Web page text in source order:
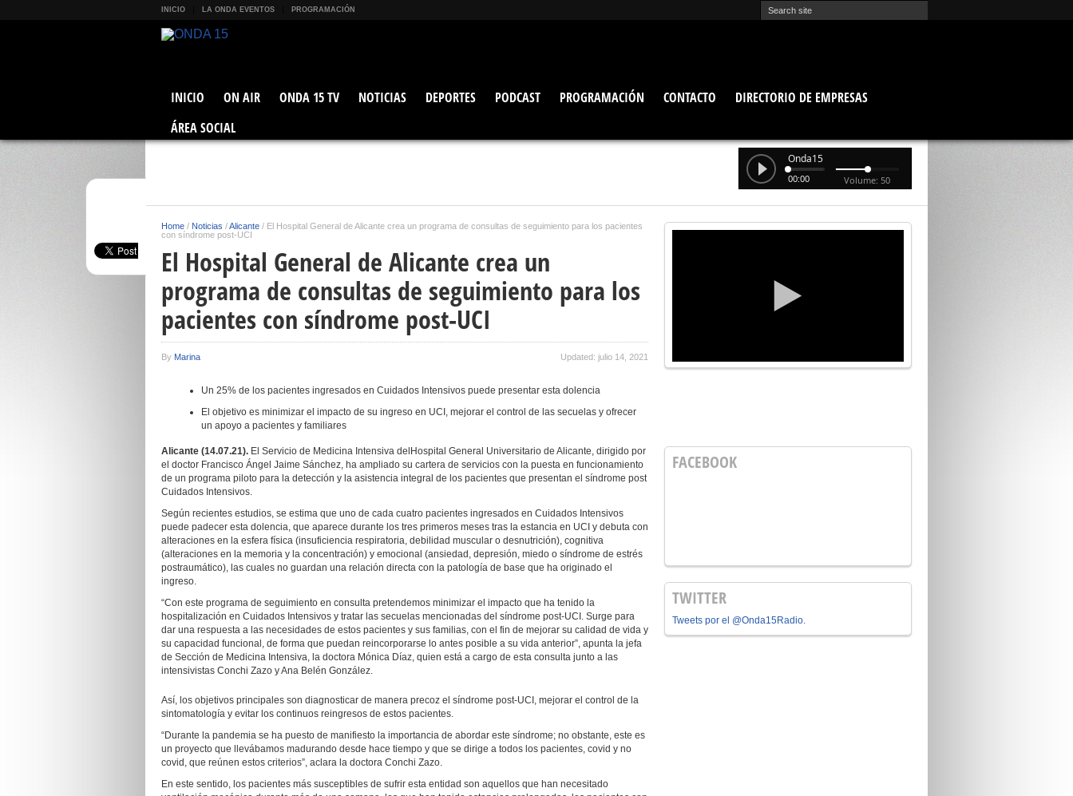
INICIO LA ONDA EVENTOS PROGRAMACIÓN
INICIO ON AIR ONDA 15 TV NOTICIAS DEPORTES PODCAST PROGRAMACIÓN CONTACTO
DIRECTORIO DE EMPRESAS
ÁREA SOCIAL
Onda15
00:00 Volume: 50
Home / Noticias /Alicante / El Hospital General de Alicante crea un programa de consultas de seguimiento para los pacientes
con síndrome post-UCI
El Hospital General de Alicante crea un
programa de consultas de seguimiento para los
pacientes con síndrome post-UCI
By Marina Updated: julio 14, 2021
Un 25% de los pacientes ingresados en Cuidados Intensivos puede presentar esta dolencia
El objetivo es minimizar el impacto de su ingreso en UCI, mejorar el control de las secuelas y ofrecer
un apoyo a pacientes y familiares
Alicante (14.07.21). El Servicio de Medicina Intensiva delHospital General Universitario de Alicante, dirigido por
el doctor Francisco Ángel Jaime Sánchez, ha ampliado su cartera de servicios con la puesta en funcionamiento
de un programa piloto para la detección y la asistencia integral de los pacientes que presentan el síndrome post
Cuidados Intensivos.
Según recientes estudios, se estima que uno de cada cuatro pacientes ingresados en Cuidados Intensivos
puede padecer esta dolencia, que aparece durante los tres primeros meses tras la estancia en UCI y debuta con
alteraciones en la esfera física (insuficiencia respiratoria, debilidad muscular o desnutrición), cognitiva
(alteraciones en la memoria y la concentración) y emocional (ansiedad, depresión, miedo o síndrome de estrés
postraumático), las cuales no guardan una relación directa con la patología de base que ha originado el
ingreso.
“Con este programa de seguimiento en consulta pretendemos minimizar el impacto que ha tenido la
hospitalización en Cuidados Intensivos y tratar las secuelas mencionadas del síndrome post-UCI. Surge para
dar una respuesta a las necesidades de estos pacientes y sus familias, con el fin de mejorar su calidad de vida y
su capacidad funcional, de forma que puedan reincorporarse lo antes posible a su vida anterior”, apunta la jefa
de Sección de Medicina Intensiva, la doctora Mónica Díaz, quien está a cargo de esta consulta junto a las
intensivistas Conchi Zazo y Ana Belén González.
Así, los objetivos principales son diagnosticar de manera precoz el síndrome post-UCI, mejorar el control de la
sintomatología y evitar los continuos reingresos de estos pacientes.
“Durante la pandemia se ha puesto de manifiesto la importancia de abordar este síndrome; no obstante, este es
un proyecto que llevábamos madurando desde hace tiempo y que se dirige a todos los pacientes, covid y no
covid, que reúnen estos criterios”, aclara la doctora Conchi Zazo.
En este sentido, los pacientes más susceptibles de sufrir esta entidad son aquellos que han necesitado
FACEBOOK
TWITTER
Tweets por el @Onda15Radio.